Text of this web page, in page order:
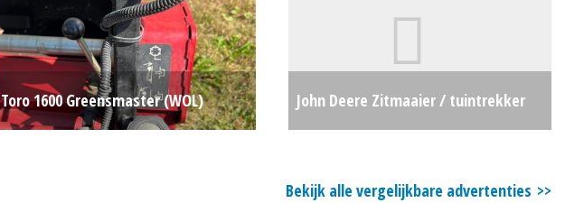
Toro 1600 Greensmaster (WOL)
John Deere Zitmaaier / tuintrekker
Bekijk alle vergelijkbare advertenties